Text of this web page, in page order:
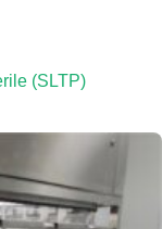
(SLTP)